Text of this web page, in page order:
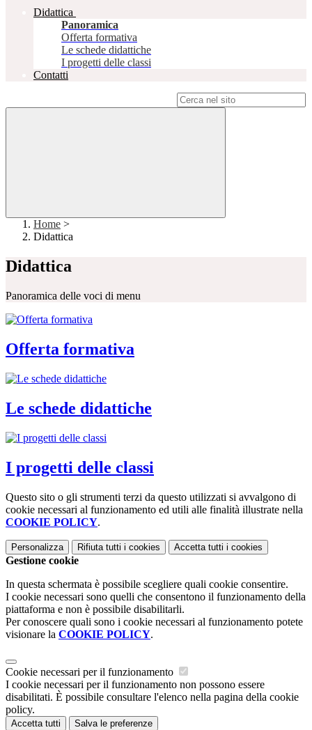
Didattica
Panoramica
Offerta formativa
Le schede didattiche
I progetti delle classi
Contatti
Home >
Didattica
Didattica
Panoramica delle voci di menu
Offerta formativa
Le schede didattiche
I progetti delle classi
Questo sito o gli strumenti terzi da questo utilizzati si avvalgono di
cookie necessari al funzionamento ed utili alle finalità illustrate nella
COOKIE POLICY.
Personalizza Rifiuta tutti i cookies Accetta tutti i cookies
Gestione cookie
In questa schermata è possibile scegliere quali cookie consentire.
I cookie necessari sono quelli che consentono il funzionamento della
piattaforma e non è possibile disabilitarli.
Per conoscere quali sono i cookie necessari al funzionamento potete
visionare la COOKIE POLICY.
Cookie necessari per il funzionamento
I cookie necessari per il funzionamento non possono essere
disabilitati. È possibile consultare l'elenco nella pagina della cookie
policy.
Accetta tutti Salva le preferenze